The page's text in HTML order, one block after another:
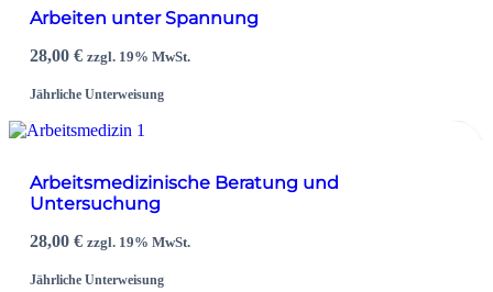
Arbeiten unter Spannung
28,00€ zzgl. 19% MwSt.
Jährliche Unterweisung
Arbeitsmedizinische Beratung und
Untersuchung
28,00€ zzgl. 19% MwSt.
Jährliche Unterweisung